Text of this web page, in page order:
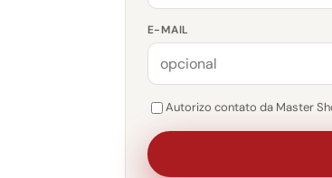
E-MAIL
Autorizo contato da Master